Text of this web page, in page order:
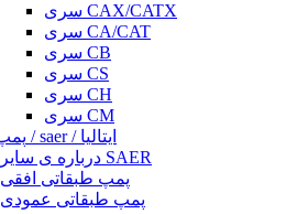
سری CAX/CATX
سری CA/CAT
سری CB
سری CS
سری CH
سری CM
پمپ سایر / saer / ایتالیا
درباره ی سایر SAER
پمپ طبقاتی افقی
پمپ طبقاتی عمودی